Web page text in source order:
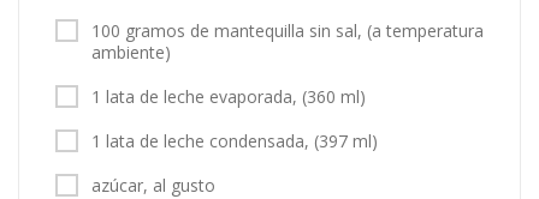
Entrar / Registrarse
100 gramos de mantequilla sin sal, (a temperatura
ambiente)
1 lata de leche evaporada, (360 ml)
1 lata de leche condensada, (397 ml)
azúcar, al gusto